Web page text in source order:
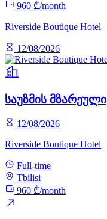
960 ₾/month
Riverside Boutique Hotel
12/08/2026
საუზმის მზარეული
12/08/2026
Riverside Boutique Hotel
Full-time
Tbilisi
960 ₾/month